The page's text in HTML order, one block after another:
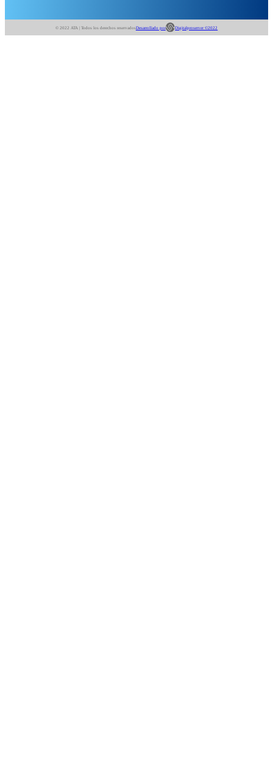
© 2022 ATA | Todos los derechos reservadosDesarrollado por Digitalproserver ©2022